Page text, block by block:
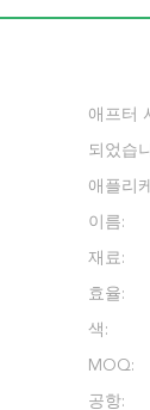
애프터
되었습
애플리
이름:
재료:
효율:
색:
MOQ:
공항: